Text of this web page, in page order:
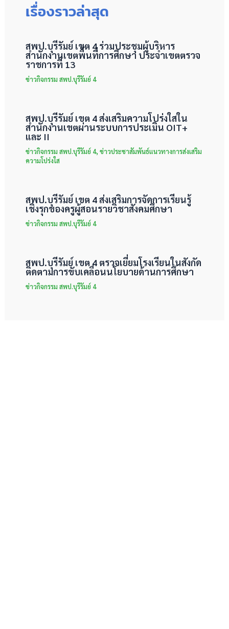
เรื่องราวล่าสุด
สพป.บุรีรัมย์ เขต 4 ร่วมประชุมผู้บริหาร
สำนักงานเขตพื้นที่การศึกษา ประจำเขตตรวจ
ราชการที่ 13
ข่าวกิจกรรม สพป.บุรีรัมย์ 4
สพป.บุรีรัมย์ เขต 4 ส่งเสริมความโปร่งใสใน
สำนักงานเขตผ่านระบบการประเมิน OIT+
และ II
ข่าวกิจกรรม สพป.บุรีรัมย์ 4, ข่าวประชาสัมพันธ์แนวทางการส่งเสริม
ความโปร่งใส
สพป.บุรีรัมย์ เขต 4 ส่งเสริมการจัดการเรียนรู้
เชิงรุกของครูผู้สอนรายวิชาสังคมศึกษา
ข่าวกิจกรรม สพป.บุรีรัมย์ 4
สพป.บุรีรัมย์ เขต 4 ตรวจเยี่ยมโรงเรียนในสังกัด
ติดตามการขับเคลื่อนนโยบายด้านการศึกษา
ข่าวกิจกรรม สพป.บุรีรัมย์ 4